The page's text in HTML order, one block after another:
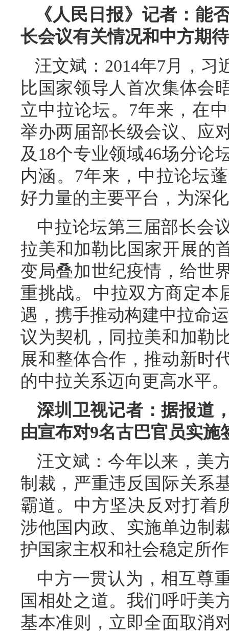
《人民日报》记者：能
长会议有关情况和中方期
汪文斌：2014年7月，
比国家领导人首次集体会
立中拉论坛。7年来，在
举办两届部长级会议、应
及18个专业领域46场分论
内涵。7年来，中拉论坛
好力量的主要平台，为深
中拉论坛第三届部长会
拉美和加勒比国家开展的
变局叠加世纪疫情，给世
重挑战。中拉双方商定本
遇，携手推动构建中拉命
议为契机，同拉美和加勒
展和整体合作，推动新时
的中拉关系迈向更高水平。
深圳卫视记者：据报道
由宣布对9名古巴官员实
汪文斌：今年以来，美
制裁，严重违反国际关系
霸道。中方坚决反对打着
涉他国内政、实施单边制
护国家主权和社会稳定所
中方一贯认为，相互尊
国相处之道。我们呼吁美
基本准则，立即全面取消